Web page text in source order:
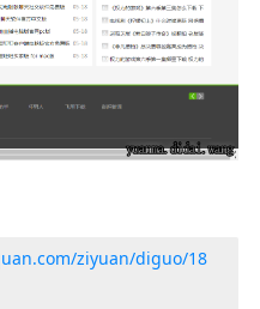
ziyuan/diguo/18